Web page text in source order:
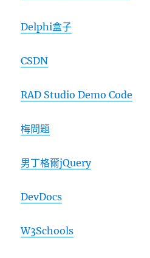
Delphi盒子
CSDN
RAD Studio Demo Code
梅問題
男丁格爾jQuery
DevDocs
W3Schools